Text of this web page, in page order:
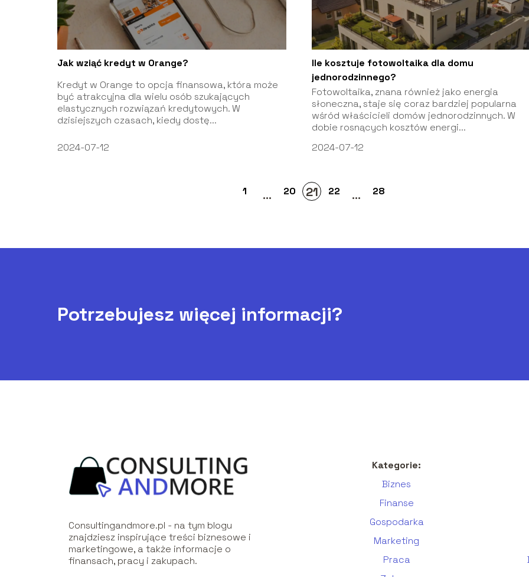
Jak wziąć kredyt w Orange?
Kredyt w Orange to opcja finansowa, która może
być atrakcyjna dla wielu osób szukających
elastycznych rozwiązań kredytowych. W
dzisiejszych czasach, kiedy dostę...
2024-07-12
Ile kosztuje fotowoltaika dla domu
jednorodzinnego?
Fotowoltaika, znana również jako energia
słoneczna, staje się coraz bardziej popularna
wśród właścicieli domów jednorodzinnych. W
dobie rosnących kosztów energi...
2024-07-12
1 ... 20 21 22 ... 28
Potrzebujesz więcej informacji?
Consultingandmore.pl - na tym blogu
znajdziesz inspirujące treści biznesowe i
marketingowe, a także informacje o
finansach, pracy i zakupach.
Kategorie:
Biznes
Finanse
Gospodarka
Marketing
Praca